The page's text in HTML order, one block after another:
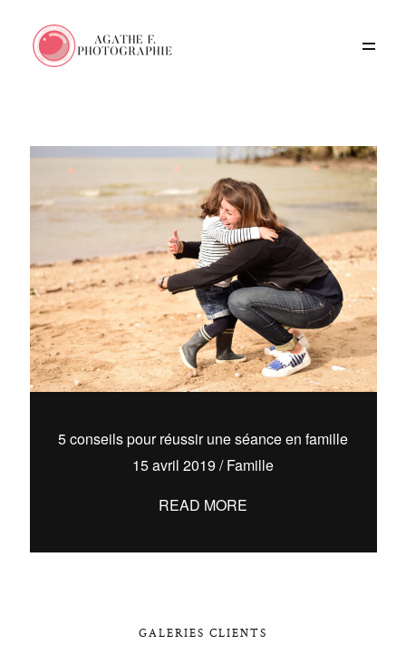
5 conseils pour réussir une séance en famille
15 avril 2019 /Famille
READ MORE
Histoires
Prestations
A propos
Contact
AGATHE F. PHOTOGRAPHIE
825.370.042
GALERIES CLIENTS